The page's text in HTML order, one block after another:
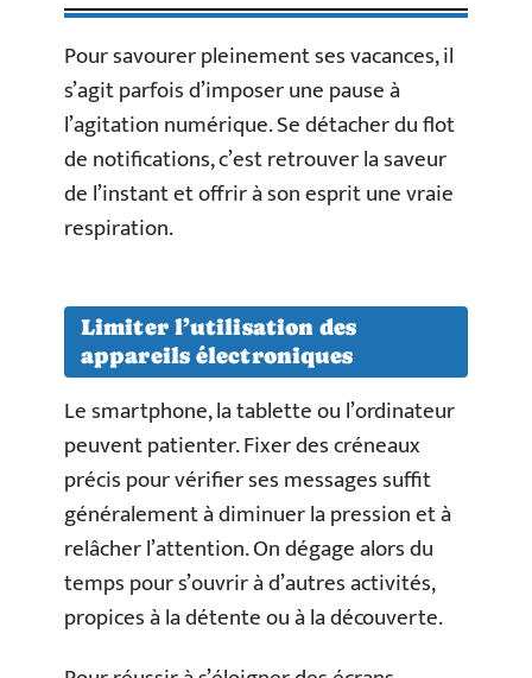
Pour savourer pleinement ses vacances, il
s’agit parfois d’imposer une pause à
l’agitation numérique. Se détacher du flot
de notifications, c’est retrouver la saveur
de l’instant et offrir à son esprit une vraie
respiration.
Limiter l’utilisation des
appareils électroniques
Le smartphone, la tablette ou l’ordinateur
peuvent patienter. Fixer des créneaux
précis pour vérifier ses messages suffit
généralement à diminuer la pression et à
relâcher l’attention. On dégage alors du
temps pour s’ouvrir à d’autres activités,
propices à la détente ou à la découverte.